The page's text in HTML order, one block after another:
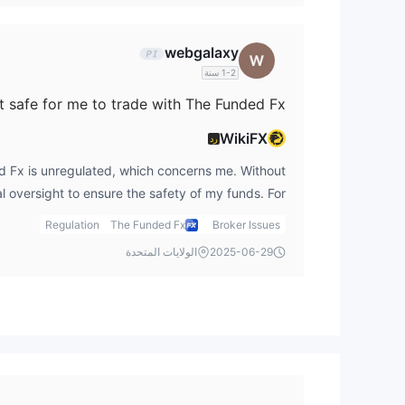
webgalaxy
1-2 سنة
safe for me to trade with The Funded Fx?
WikiFXرد
Fx is unregulated, which concerns me. Without
oversight to ensure the safety of my funds. For
the first step, but I would still be cautious about
Broker Issues
The Funded Fx
Regulation
2025-06-29
الولايات المتحدة